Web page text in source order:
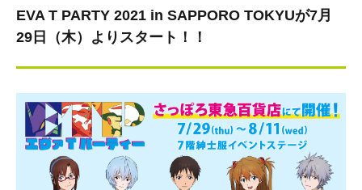
EVA T PARTY 2021 in SAPPORO TOKYUが7月
29日（木）よりスタート！！